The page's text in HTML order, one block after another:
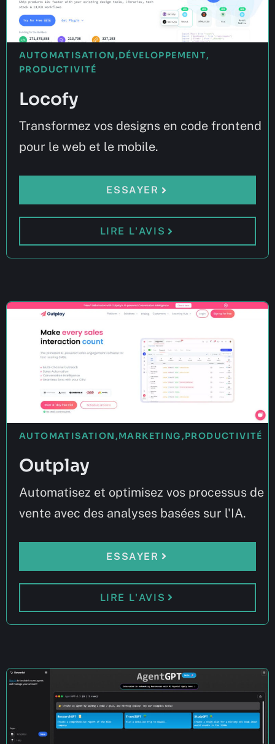
AUTOMATISATION ,DÉVELOPPEMENT,
PRODUCTIVITÉ
Locofy
Transformez vos designs en code frontend
pour le web et le mobile.
ESSAYER
LIRE L'AVIS
AUTOMATISATION ,MARKETING,PRODUCTIVITÉ
Outplay
Automatisez et optimisez vos processus de
vente avec des analyses basées sur l'IA.
ESSAYER
LIRE L'AVIS